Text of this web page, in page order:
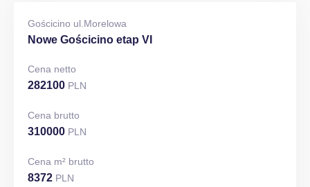
Gościcino ul.Morelowa
Nowe Gościcino etap VI
Cena netto
282100 PLN
Cena brutto
310000 PLN
Cena m² brutto
8372 PLN